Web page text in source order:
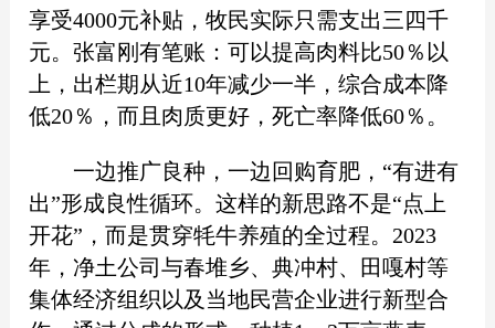
享受4000元补贴，牧民实际只需支出三四千
元。张富刚有笔账：可以提高肉料比50％以
上，出栏期从近10年减少一半，综合成本降
低20％，而且肉质更好，死亡率降低60％。
一边推广良种，一边回购育肥，“有进有
出”形成良性循环。这样的新思路不是“点上
开花”，而是贯穿牦牛养殖的全过程。2023
年，净土公司与春堆乡、典冲村、田嘎村等
集体经济组织以及当地民营企业进行新型合